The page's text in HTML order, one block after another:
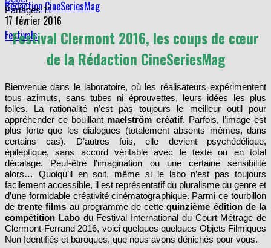
Rédaction CineSeriesMag
17 février 2016
Festivals
Buffer
Partages11
Festival Clermont 2016, les coups de cœur
de la Rédaction CineSeriesMag
Bienvenue dans le laboratoire, où les réalisateurs expérimentent
tous azimuts, sans tubes ni éprouvettes, leurs idées les plus
folles. La rationalité n’est pas toujours le meilleur outil pour
appréhender ce bouillant maelström créatif. Parfois, l’image est
plus forte que les dialogues (totalement absents mêmes, dans
certains cas). D’autres fois, elle devient psychédélique,
épileptique, sans accord véritable avec le texte ou en total
décalage. Peut-être l’imagination ou une certaine sensibilité
alors… Quoiqu’il en soit, même si le labo n’est pas toujours
facilement accessible, il est représentatif du pluralisme du genre et
d’une formidable créativité cinématographique. Parmi ce tourbillon
detrente films au programme de cettequinzième édition de la
compétition Labodu Festival International du Court Métrage de
Clermont-Ferrand 2016, voici quelques quelques Objets Filmiques
Non Identifiés et baroques, que nous avons dénichés pour vous.